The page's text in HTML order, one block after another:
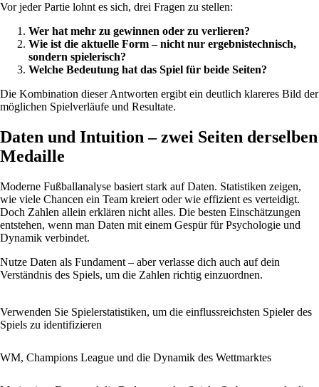
Vor jeder Partie lohnt es sich, drei Fragen zu stellen:
Wer hat mehr zu gewinnen oder zu verlieren?
Wie ist die aktuelle Form – nicht nur ergebnistechnisch,
sondern spielerisch?
Welche Bedeutung hat das Spiel für beide Seiten?
Die Kombination dieser Antworten ergibt ein deutlich klareres Bild der
möglichen Spielverläufe und Resultate.
Daten und Intuition – zwei Seiten derselben
Medaille
Moderne Fußballanalyse basiert stark auf Daten. Statistiken zeigen,
wie viele Chancen ein Team kreiert oder wie effizient es verteidigt.
Doch Zahlen allein erklären nicht alles. Die besten Einschätzungen
entstehen, wenn man Daten mit einem Gespür für Psychologie und
Dynamik verbindet.
Nutze Daten als Fundament – aber verlasse dich auch auf dein
Verständnis des Spiels, um die Zahlen richtig einzuordnen.
Verwenden Sie Spielerstatistiken, um die einflussreichsten Spieler des
Spiels zu identifizieren
WM, Champions League und die Dynamik des Wettmarktes